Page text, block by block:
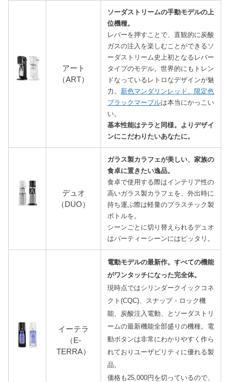
アート
（ART）
ソーダストリームの手動モデルの上
位機種。
レバーを押すことで、直観的に炭酸
ガスの注入を楽しむことができるソ
ーダストリーム史上初となるレバー
タイプのモデル。世界的にもトレン
ドなっているレトロなデザインが魅
力。 新色マンダリンレッド、限定色
ブラックマーブルは本当にかっこい
い。
基本性能はテラと同様。よりデザイ
ンにこだわりたいあなたに。
デュオ
（DUO）
ガラス製カラフェが美しい、家族の
食卓に置きたい逸品。
食卓で使用する際はインテリア性の
高いガラス製カラフェを、外出時に
持ち運ぶ際は軽量のプラスチック製
ボトルを。
シーンごとに切り替えられるデュオ
はパーティーシーンにはピッタリ。
イーテラ
（E-
TERRA）
電動モデルの最新作。すべての機能
がワンタッチになった完全体。
現時点ではシリンダークイックコネ
クト(CQC)、スナップ・ロック機
能、炭酸注入電動、とソーダストリ
ームの最新機能全部盛りの機種。電
動ボタンは非常にわかりやすく作ら
れておりユーザビリティに優れる製
品。
価格も25,000円を切っているので、